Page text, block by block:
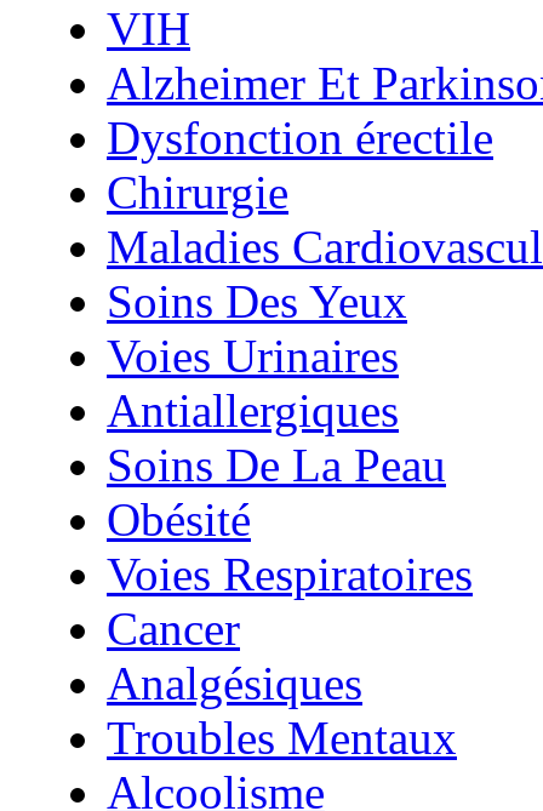
VIH
Alzheimer Et
Dysfonction érectile
Chirurgie
Maladies
Soins Des Yeux
Voies Urinaires
Antiallergiques
Soins De La Peau
Obésité
Voies Respiratoires
Cancer
Analgésiques
Troubles Mentaux
Alcoolisme